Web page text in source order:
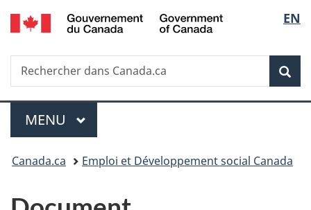
Passer
au
principal
Passer
à
Au
du
Passer
à
version
simplifiée
de
la
EN
Recherche
Rechercher
dans
Menu
MENU PRINCIPAL
Vous
Canada.ca Emploi et Développement social Canada